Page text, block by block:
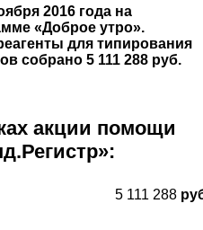
2016 года на
«Доброе утро».
для типирования
собрано 5 111 288 руб.
акции помощи
5 111 288